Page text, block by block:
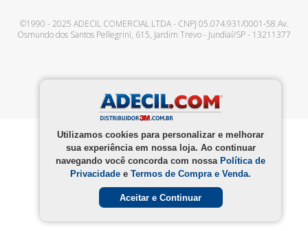
Utilizamos cookies para personalizar e melhorar
sua experiência em nossa loja. Ao continuar
navegando você concorda com nossa Política de
Privacidade e Termos de Compra e Venda.
Aceitar e Continuar
©1990 - 2025 ADECIL COMERCIAL LTDA- CNPJ 05.074.931/0001-58 Av.
Osmundo dos Santos Pellegrini, 615, Jardim Trevo- Jundiaí/SP- 13211377